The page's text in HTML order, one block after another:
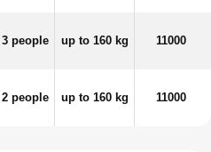
people up to 160 kg 11000
people up to 160 kg 11000